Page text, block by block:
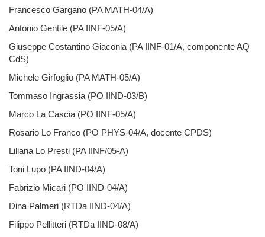
Francesco Gargano (PA MATH-04/A)
Antonio Gentile (PA IINF-05/A)
Giuseppe Costantino Giaconia (PA IINF-01/A, componente AQ
CdS)
Michele Girfoglio (PA MATH-05/A)
Tommaso Ingrassia (PO IIND-03/B)
Marco La Cascia (PO IINF-05/A)
Rosario Lo Franco (PO PHYS-04/A, docente CPDS)
Liliana Lo Presti (PA IINF/05-A)
Toni Lupo (PA IIND-04/A)
Fabrizio Micari (PO IIND-04/A)
Dina Palmeri (RTDa IIND-04/A)
Filippo Pellitteri (RTDa IIND-08/A)